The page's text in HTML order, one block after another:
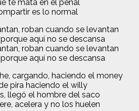
te mata en el penal
es lo normal
roban cuando se levantan
aquí no se descansa
roban cuando se levantan
aquí no se descansa
cargando, haciendo el money
pira haciendo el willy
llegó el hombre del saco
acelera y no los huelen